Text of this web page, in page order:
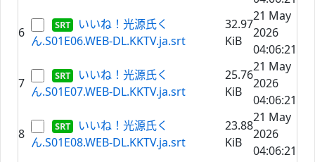
6
いいね！光源氏く
ん.S01E06.WEB-DL.KKTV.ja.srt
32.97
KiB
21 May
2026
04:06:21
7
いいね！光源氏く
ん.S01E07.WEB-DL.KKTV.ja.srt
25.76
KiB
21 May
2026
04:06:21
8
いいね！光源氏く
ん.S01E08.WEB-DL.KKTV.ja.srt
23.88
KiB
21 May
2026
04:06:21